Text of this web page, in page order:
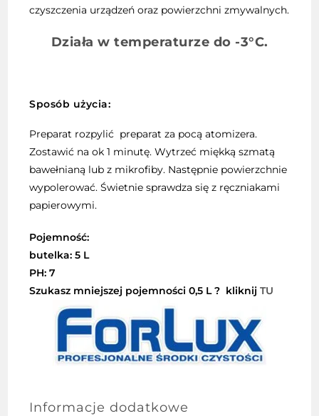
czyszczenia urządzeń oraz powierzchni zmywalnych.
Działa w temperaturze do -3°C.
Sposób użycia:
Preparat rozpylić preparat za pocą atomizera.
Zostawić na ok 1 minutę. Wytrzeć miękką szmatą
bawełnianą lub z mikrofiby. Następnie powierzchnie
wypolerować. Świetnie sprawdza się z ręczniakami
papierowymi.
Pojemność:
butelka: 5 L
PH: 7
Szukasz mniejszej pojemności 0,5 L ? kliknijTU
Informacje dodatkowe